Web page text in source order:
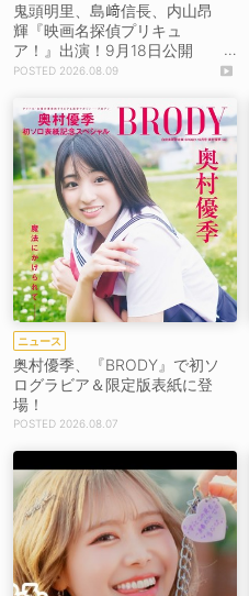
鬼頭明里、島﨑信長、内山昂
輝『映画名探偵プリキュ
ア！』出演！9月18日公開
【コメントあり】
2026.08.09
ニュース
奥村優季、『BRODY』で初ソ
ログラビア＆限定版表紙に登
場！
2026.08.07